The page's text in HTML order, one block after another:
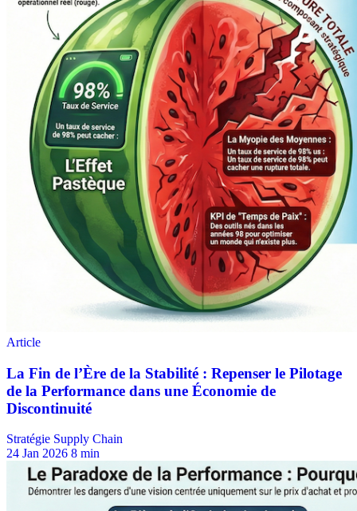
Stratégie Supply Chain
24 Jan 2026 8 min